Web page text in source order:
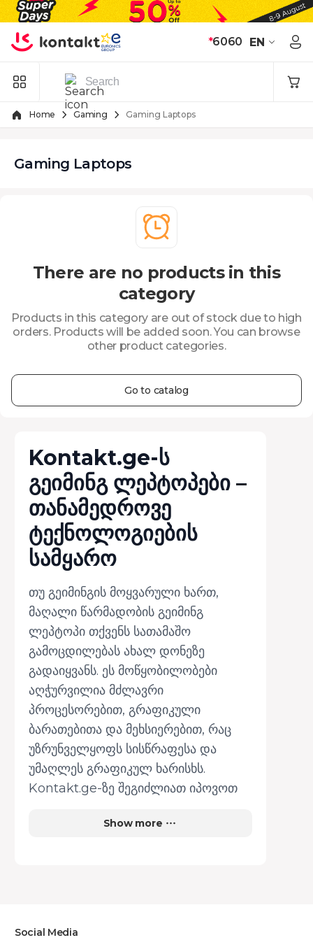
Skip to Content
*6060 EN
Home Gaming Gaming Laptops
Gaming Laptops
There are no products in this
category
Products in this category are out of stock due to high
orders. Products will be added soon. You can browse
other product categories.
Go to catalog
Kontakt.ge-ს
გეიმინგ ლეპტოპები –
თანამედროვე
ტექნოლოგიების
სამყარო
თუ გეიმინგის მოყვარული ხართ,
მაღალი წარმადობის გეიმინგ
ლეპტოპი თქვენს სათამაშო
გამოცდილებას ახალ დონეზე
გადაიყვანს. ეს მოწყობილობები
აღჭურვილია მძლავრი
პროცესორებით, გრაფიკული
ბარათებითა და მეხსიერებით, რაც
უზრუნველყოფს სისწრაფესა და
უმაღლეს გრაფიკულ ხარისხს.
Kontakt.ge-ზე შეგიძლიათ იპოვოთ
მწარმოებლისგან, როგორიცაა Asus,
დანახარჯი
Show more
Social Media